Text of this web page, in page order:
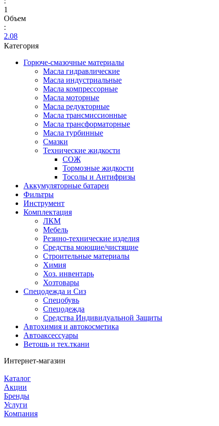
1
Объем
:
2.08
Категория
Горюче-смазочные материалы
Масла гидравлические
Масла индустриальные
Масла компрессорные
Масла моторные
Масла редукторные
Масла трансмиссионные
Масла трансформаторные
Масла турбинные
Смазки
Технические жидкости
СОЖ
Тормозные жидкости
Тосолы и Антифризы
Аккумуляторные батареи
Фильтры
Инструмент
Комплектация
ЛКМ
Мебель
Резино-технические изделия
Средства моющие/чистящие
Строительные материалы
Химия
Хоз. инвентарь
Хозтовары
Спецодежда и Сиз
Спецобувь
Спецодежда
Средства Индивидуальной Защиты
Автохимия и автокосметика
Автоаксессуары
Ветошь и тех.ткани
Интернет-магазин
Каталог
Акции
Бренды
Услуги
Компания